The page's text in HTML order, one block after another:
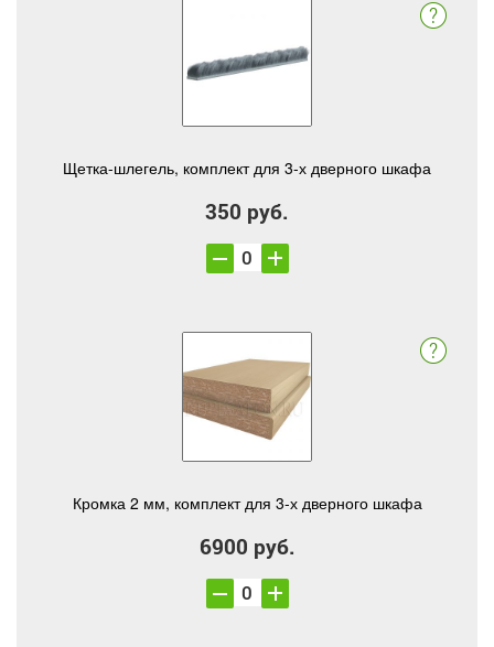
Щетка-шлегель, комплект для 3-х дверного шкафа
350 руб.
Кромка 2 мм, комплект для 3-х дверного шкафа
6900 руб.